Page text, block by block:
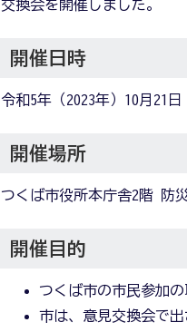
交換会を開催しました。
開催日時
令和5年（2023年）10月21
開催場所
つくば市役所本庁舎2階 防
開催目的
つくば市の市民参加
市は、意見交換会で